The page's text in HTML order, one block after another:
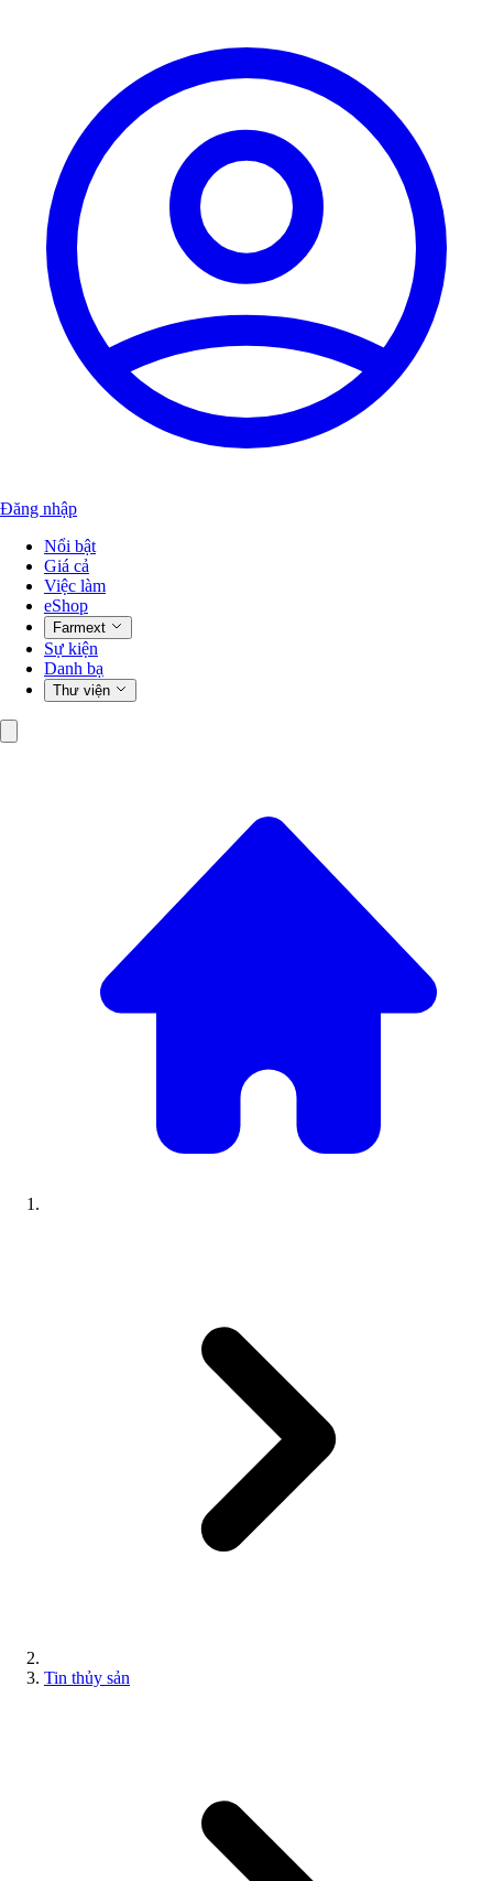
Đăng nhập
Nổi bật
Giá cả
Việc làm
eShop
Farmext
Sự kiện
Danh bạ
Thư viện
Tin thủy sản